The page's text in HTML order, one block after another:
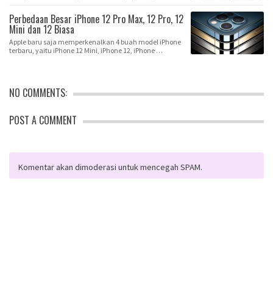
Perbedaan Besar iPhone 12 Pro Max, 12 Pro, 12
Mini dan 12 Biasa
Apple baru saja memperkenalkan 4 buah model iPhone
terbaru, yaitu iPhone 12 Mini, iPhone 12, iPhone …
NO COMMENTS:
POST A COMMENT
Komentar akan dimoderasi untuk mencegah SPAM.